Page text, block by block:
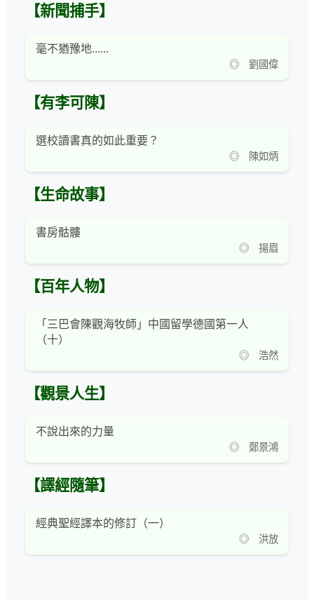
【新聞捕手】
毫不猶豫地......
◎ 劉國偉
【有李可陳】
選校讀書真的如此重要？
◎ 陳如炳
【生命故事】
書房骷髏
◎ 揚眉
【百年人物】
「三巴會陳觀海牧師」中國留學德國第一人
（十）
◎ 浩然
【觀景人生】
不說出來的力量
◎ 鄭景鴻
【譯經隨筆】
經典聖經譯本的修訂（一）
◎ 洪放